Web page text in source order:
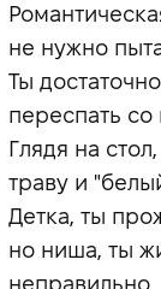
не нужно
Ты
переспать
Глядя на
траву и
Детка, ты
но ниша, ты
неправильно